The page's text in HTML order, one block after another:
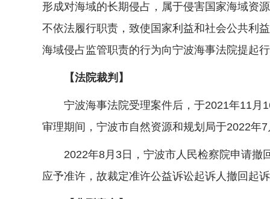
形成对海域的长期侵占，属于侵害国家海域资
不依法履行职责，致使国家利益和社会公共利
海域侵占监管职责的行为向宁波海事法院提起
【法院裁判】
宁波海事法院受理案件后，于2021年11月
审理期间，宁波市自然资源和规划局于2022年
2022年8月3日，宁波市人民检察院申请撤
应予准许，故裁定准许公益诉讼起诉人撤回起